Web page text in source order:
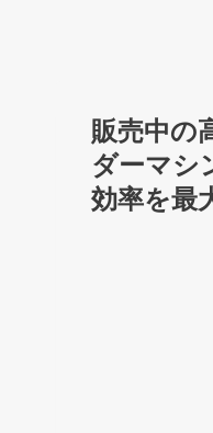
販売中の
ダーマシ
効率を最